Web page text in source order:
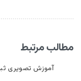
مطالب مرتبط
آموزش تصویری